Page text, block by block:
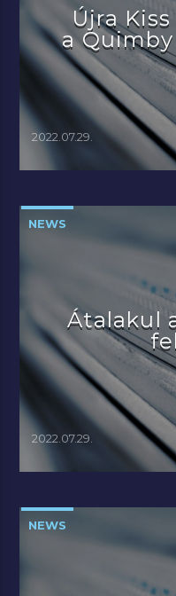
Újra
a
2022.07.29.
NEWS
Átalakul
2022.07.29.
NEWS